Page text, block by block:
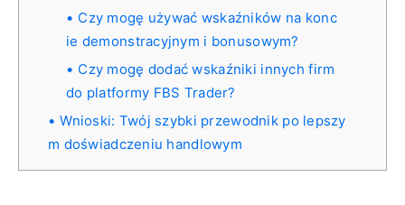
Czy mogę używać wskaźników na konc
ie demonstracyjnym i bonusowym?
Czy mogę dodać wskaźniki innych firm
do platformy FBS Trader?
Wnioski: Twój szybki przewodnik po lepszy
m doświadczeniu handlowym